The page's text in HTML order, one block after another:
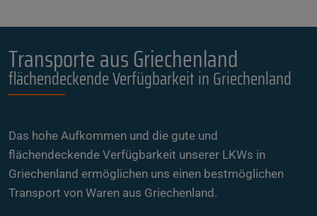
Transporte aus Griechenland
flächendeckende Verfügbarkeit in Griechenland
Das hohe Aufkommen und die gute und
flächendeckende Verfügbarkeit unserer LKWs in
Griechenland ermöglichen uns einen bestmöglichen
Transport von Waren aus Griechenland.